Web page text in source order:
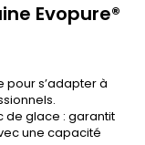
Evopure®
pour s’adapter à
de glace : garantit
une capacité